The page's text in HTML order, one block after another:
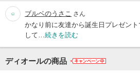
ブルベのうさこ さん
かなり前に友達から誕生日プレゼン
して… 続きを読む
ディオールの商品